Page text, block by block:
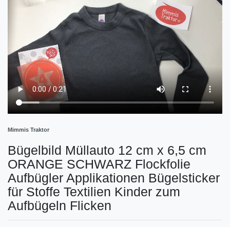
Mimmis Traktor
Bügelbild Müllauto 12 cm x 6,5 cm
ORANGE SCHWARZ Flockfolie
Aufbügler Applikationen Bügelsticker
für Stoffe Textilien Kinder zum
Aufbügeln Flicken